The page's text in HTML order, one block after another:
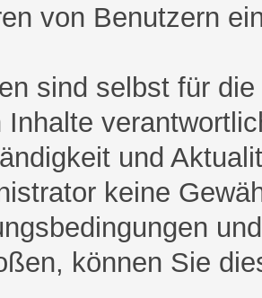
von Benutzern
sind selbst für
Inhalte
und
keine
können Sie